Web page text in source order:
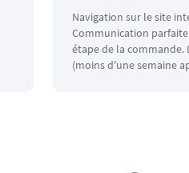
Navigation sur le site
Communication
étape de la commande.
(moins d'une semaine